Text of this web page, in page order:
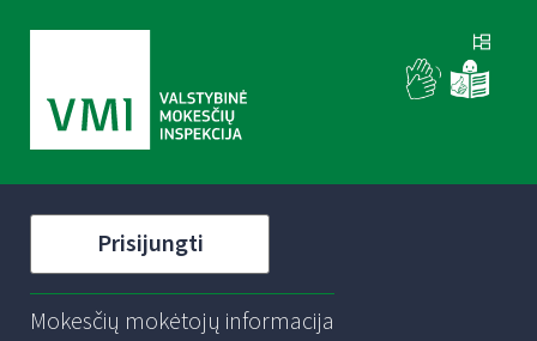
Prisijungti
Mokesčių mokėtojų informacija